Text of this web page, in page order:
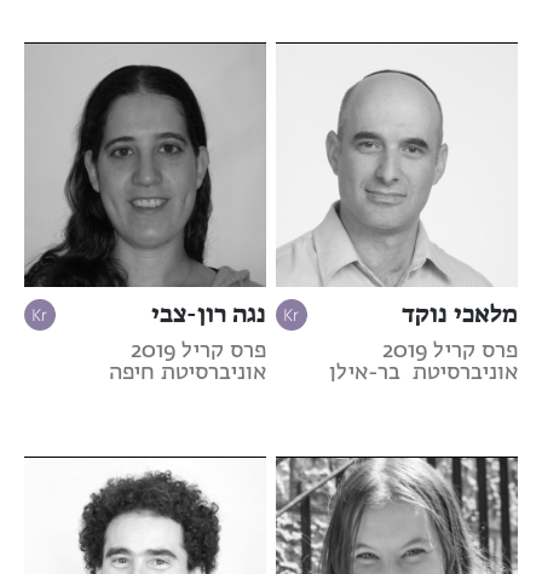
מלאכי נוקד
פרס קריל 2019
אוניברסיטת בר-אילן
נגה רון-צבי
פרס קריל 2019
אוניברסיטת חיפה